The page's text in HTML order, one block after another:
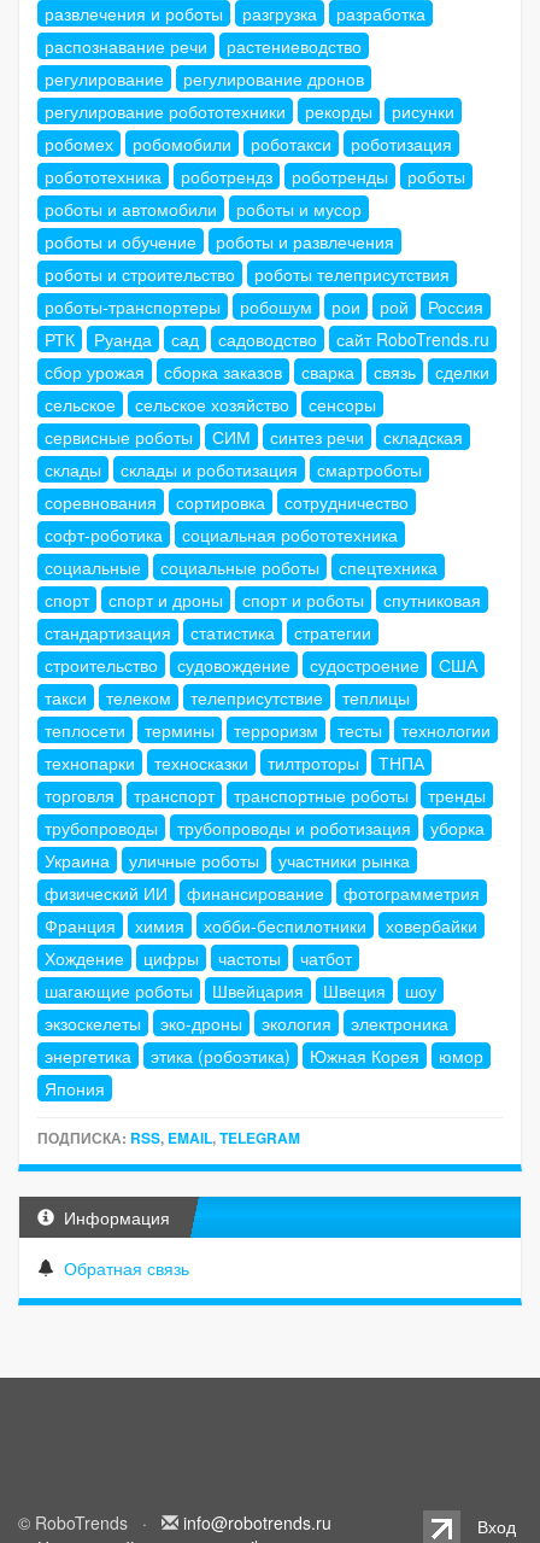
развлечения и роботы
разгрузка
разработка
распознавание речи
растениеводство
регулирование
регулирование дронов
регулирование робототехники
рекорды
рисунки
робомех
робомобили роботакси
роботизация
робототехника
роботрендз роботренды
роботы
роботы и автомобили
роботы и мусор
роботы и обучение
роботы и развлечения
роботы и строительство
роботы телеприсутствия
роботы-транспортеры
робошум рои рой
Россия
РТК
Руанда сад садоводство
сайт RoboTrends.ru
сбор урожая
сборка заказов сварка связь
сделки
сельское
сельское хозяйство
сенсоры
сервисные роботы
СИМ синтез речи
складская
склады
склады и роботизация
смартроботы
соревнования
сортировка
сотрудничество
софт-роботика
социальная робототехника
социальные
социальные роботы
спецтехника
спорт
спорт и дроны спорт и роботы
спутниковая
стандартизация
статистика
стратегии
строительство
судовождение судостроение
США
такси
телеком телеприсутствие
теплицы
теплосети
термины терроризм тесты
технологии
технопарки
техносказки тилтроторы
ТНПА
торговля
транспорт транспортные роботы
тренды
трубопроводы
трубопроводы и роботизация
уборка
Украина
уличные роботы
участники рынка
физический ИИ
финансирование
фотограмметрия
Франция
химия хобби-беспилотники
ховербайки
Хождение
цифры частоты
чатбот
шагающие роботы
Швейцария Швеция
шоу
экзоскелеты
эко-дроны экология
электроника
энергетика
этика (робоэтика) Южная Корея
юмор
Япония
ПОДПИСКА: RSS, EMAIL,TELEGRAM
Информация
Обратная связь
© RoboTrends ·
info@robotrends.ru
Вход